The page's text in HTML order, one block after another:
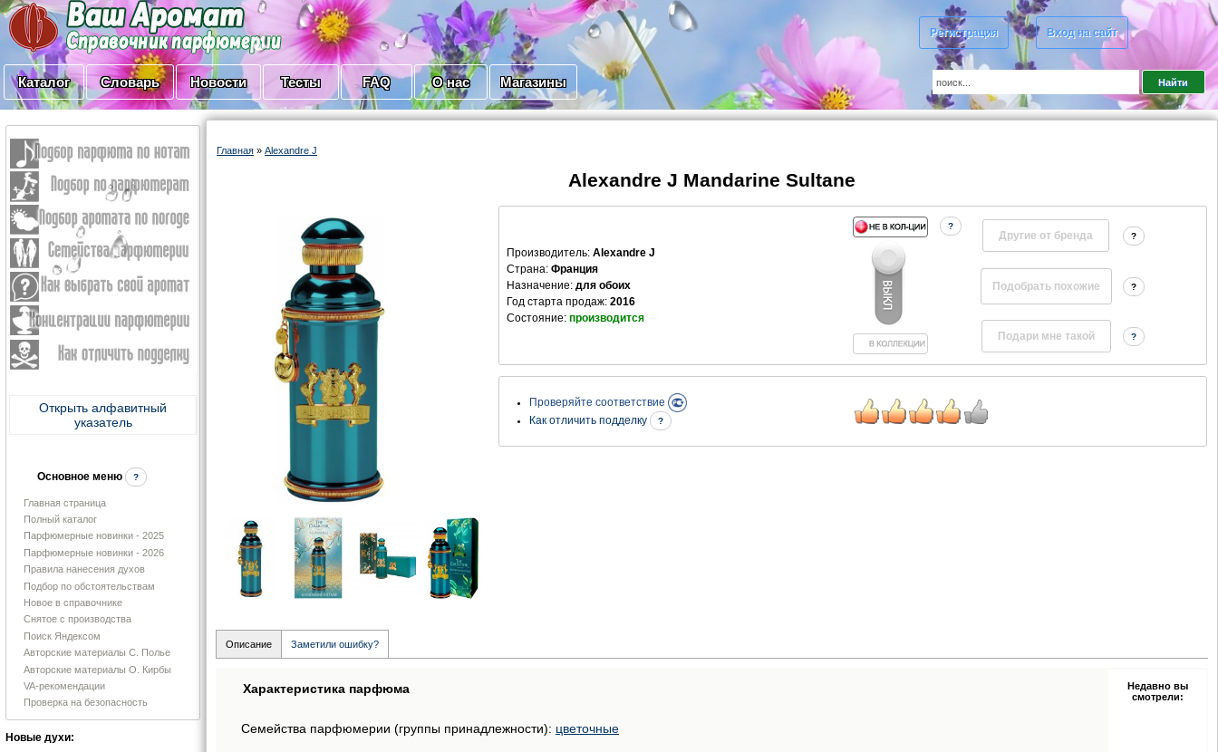
Регистрация Вход на сайт
Каталог Словарь Новости Тесты FAQ О нас Магазины
Открыть алфавитный
указатель
Основное меню ?
Главная страница
Полный каталог
Парфюмерные новинки - 2025
Парфюмерные новинки - 2026
Правила нанесения духов
Подбор по обстоятельствам
Новое в справочнике
Снятое с производства
Поиск Яндексом
Авторские материалы С. Полье
Авторские материалы О. Кирбы
VA-рекомендации
Проверка на безопасность
Новые духи:
Главная » Alexandre J
Alexandre J Mandarine Sultane
Производитель: Alexandre J
Страна: Франция
Назначение: для обоих
Год старта продаж: 2016
Состояние: производится
?
Другие от бренда ?
?
?
Проверяйте соответствие
Как отличить подделку
?
Описание Заметили ошибку?
Характеристика парфюма
Семейства парфюмерии (группы принадлежности): цветочные
Недавно вы
смотрели: